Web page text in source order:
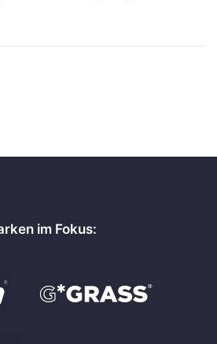
im Fokus: